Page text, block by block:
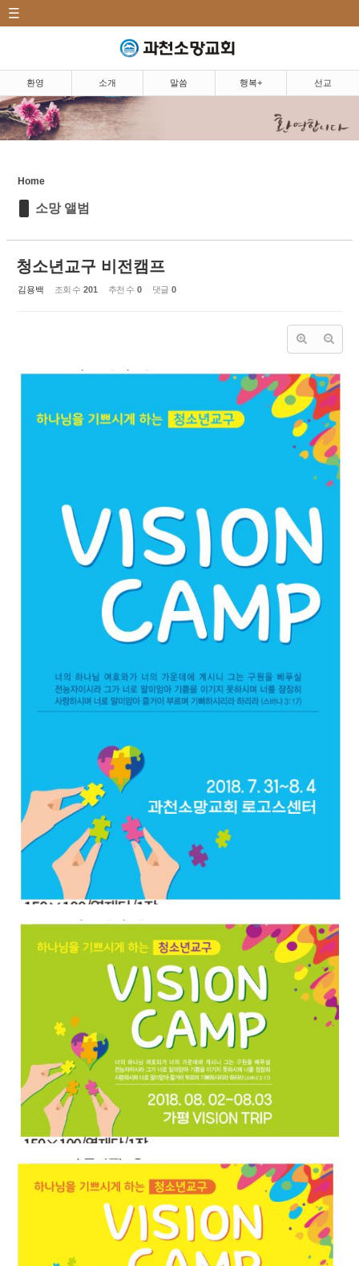
환영 소개 말씀 행복+ 선교
Home
소망 앨범
청소년교구 비전캠프
김용백 조회 수 201 추천 수 0 댓글 0
소개|Introduction
말씀|Message
교우 소식
소망뉴스/주보
소망 앨범
온라인 꿈의 리스트
선교|Mission
Sketchbook5, 스케치북5
Sketchbook5, 스케치북5